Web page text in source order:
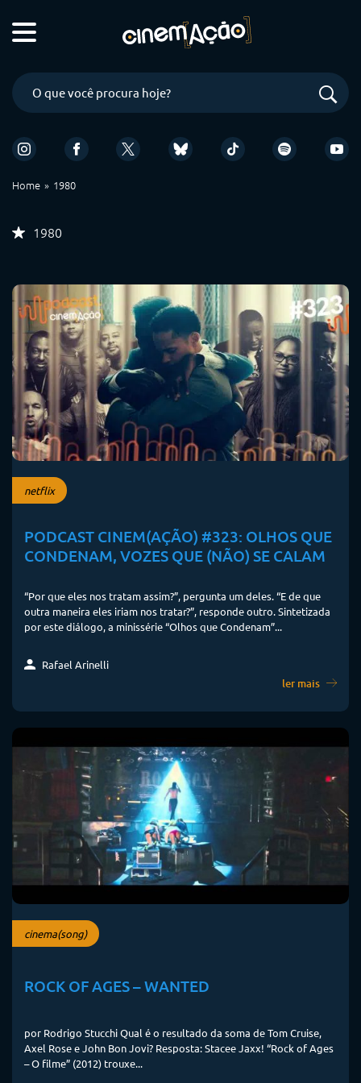
Home 1980
1980
netflix
PODCAST CINEM(AÇÃO) #323: OLHOS QUE
CONDENAM, VOZES QUE (NÃO) SE CALAM
“Por que eles nos tratam assim?”, pergunta um deles. “E de que
outra maneira eles iriam nos tratar?”, responde outro. Sintetizada
por este diálogo, a minissérie “Olhos que Condenam”...
Rafael Arinelli
ler mais
cinema(song)
ROCK OF AGES – WANTED
por Rodrigo Stucchi Qual é o resultado da soma de Tom Cruise,
Axel Rose e John Bon Jovi? Resposta: Stacee Jaxx! “Rock of Ages
– O filme” (2012) trouxe...